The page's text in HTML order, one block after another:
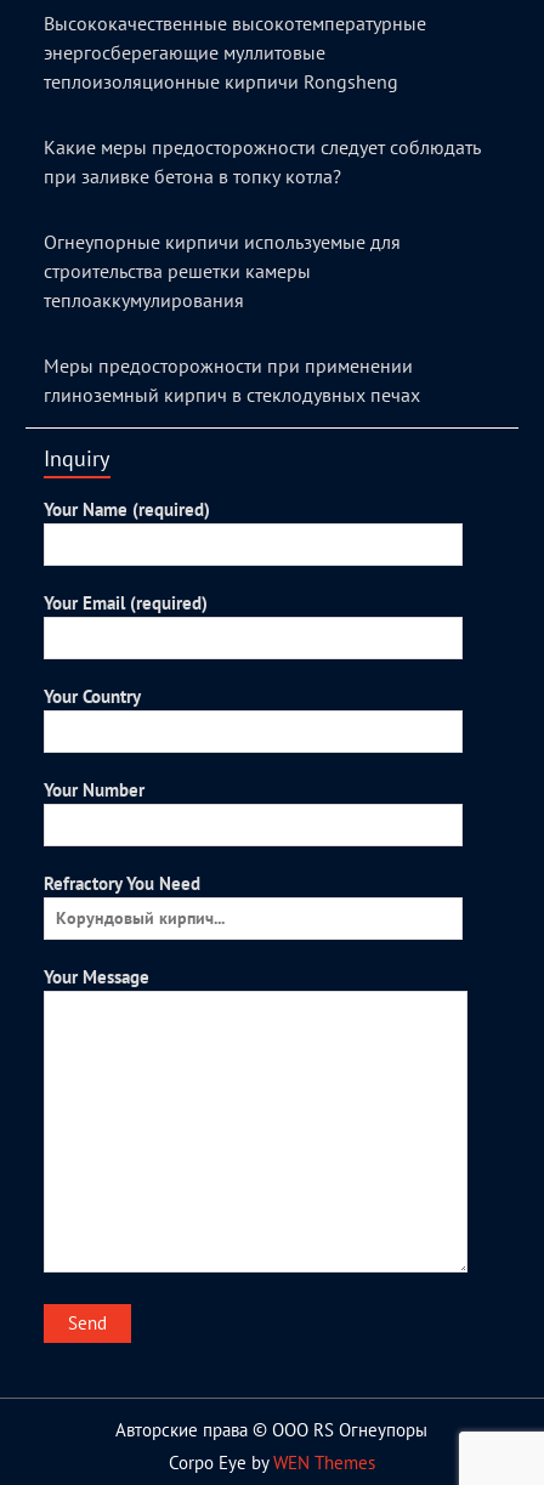
Высококачественные высокотемпературные
энергосберегающие муллитовые
теплоизоляционные кирпичи Rongsheng
Какие меры предосторожности следует соблюдать
при заливке бетона в топку котла?
Огнеупорные кирпичи используемые для
строительства решетки камеры
теплоаккумулирования
Меры предосторожности при применении
глиноземный кирпич в стеклодувных печах
Inquiry
Your Name (required)
Your Email (required)
Your Country
Your Number
Refractory You Need
Your Message
Авторские права © ООО RS Огнеупоры
Corpo Eye byWEN Themes